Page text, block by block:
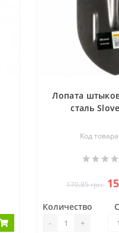
Лопата
сталь
Код
170.85 грн.
Количество
- +